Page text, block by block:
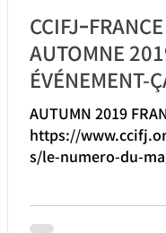
CCIFJｰ
AUTOMNE
ÉVÉNEMENT-
DANS LA
AUTUMN 2019
https://
s/le-numero-du-